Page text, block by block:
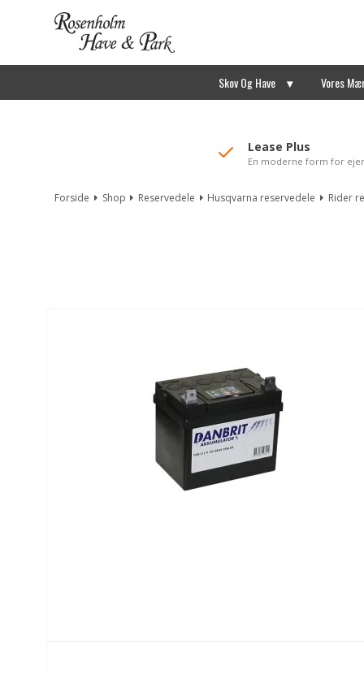
Skov Og Have Vores
Lease Plus
En moderne form for
Forside Shop Reservedele Husqvarna reservedele Rider